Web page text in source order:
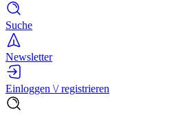
Suche
Newsletter
Einloggen \/ registrieren